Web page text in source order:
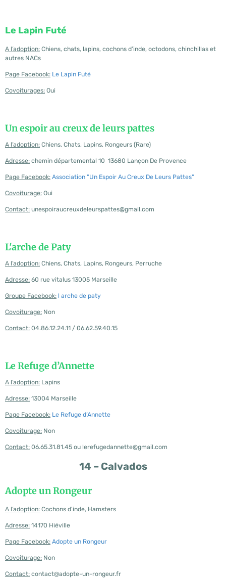
Le Lapin Futé
A l’adoption: Chiens, chats, lapins, cochons d’inde, octodons, chinchillas et
autres NACs
Page Facebook: Le Lapin Futé
Covoiturages: Oui
Un espoir au creux de leurs pattes
A l’adoption: Chiens, Chats, Lapins, Rongeurs (Rare)
Adresse: chemin départemental 10 13680 Lançon De Provence
Page Facebook: Association "Un Espoir Au Creux De Leurs Pattes"
Covoiturage: Oui
Contact: unespoiraucreuxdeleurspattes@gmail.com
L'arche de Paty
A l’adoption: Chiens, Chats, Lapins, Rongeurs, Perruche
Adresse: 60 rue vitalus 13005 Marseille
Groupe Facebook: l arche de paty
Covoiturage: Non
Contact: 04.86.12.24.11 / 06.62.59.40.15
Le Refuge d’Annette
A l’adoption: Lapins
Adresse: 13004 Marseille
Page Facebook: Le Refuge d’Annette
Covoiturage: Non
Contact: 06.65.31.81.45 ou lerefugedannette@gmail.com
14 – Calvados
Adopte un Rongeur
A l’adoption: Cochons d'inde, Hamsters
Adresse: 14170 Hiéville
Page Facebook: Adopte un Rongeur
Covoiturage: Non
Contact: contact@adopte-un-rongeur.fr